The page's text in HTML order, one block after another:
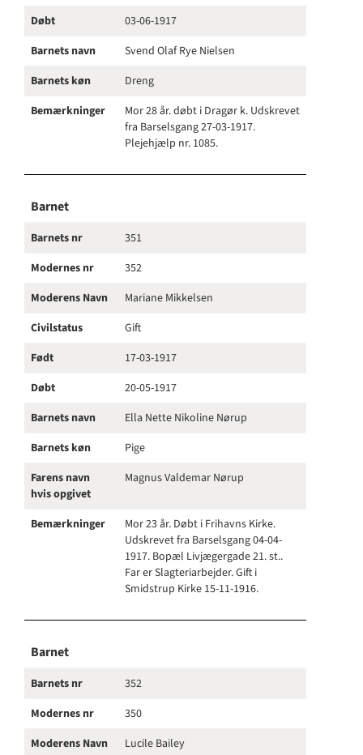
Døbt
03-06-1917
Barnets navn
Svend Olaf Rye Nielsen
Barnets køn
Dreng
Bemærkninger
Mor 28 år. døbt i Dragør k. Udskrevet
fra Barselsgang 27-03-1917.
Plejehjælp nr. 1085.
Barnet
Barnets nr
351
Modernes nr
352
Moderens Navn
Mariane Mikkelsen
Civilstatus
Gift
Født
17-03-1917
Døbt
20-05-1917
Barnets navn
Ella Nette Nikoline Nørup
Barnets køn
Pige
Farens navn
hvis opgivet
Magnus Valdemar Nørup
Bemærkninger
Mor 23 år. Døbt i Frihavns Kirke.
Udskrevet fra Barselsgang 04-04-
1917. Bopæl Livjægergade 21. st..
Far er Slagteriarbejder. Gift i
Smidstrup Kirke 15-11-1916.
Barnet
Barnets nr
352
Modernes nr
350
Moderens Navn
Lucile Bailey